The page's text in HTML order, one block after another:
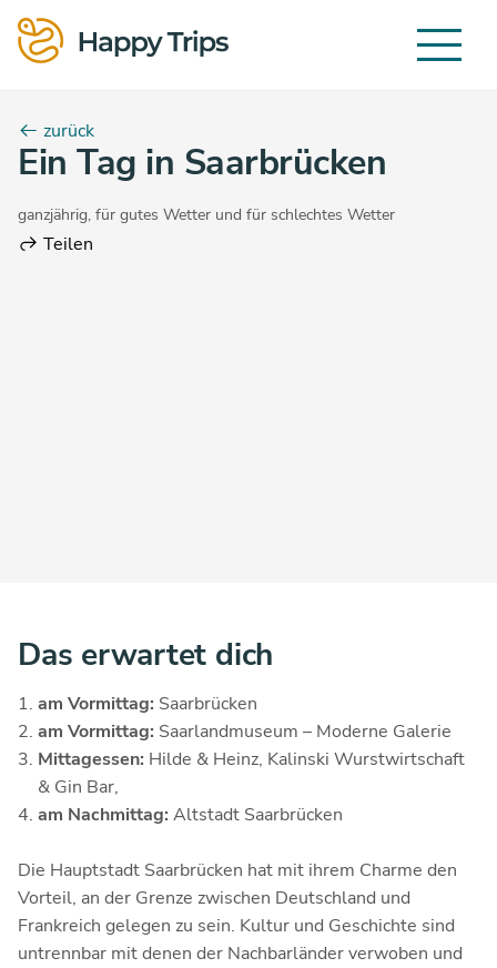
zurück
Ein Tag in Saarbrücken
ganzjährig, für gutes Wetter und für schlechtes Wetter
Teilen
Das erwartet dich
am Vormittag: Saarbrücken
am Vormittag: Saarlandmuseum – Moderne Galerie
Mittagessen: Hilde & Heinz, Kalinski Wurstwirtschaft
& Gin Bar,
am Nachmittag: Altstadt Saarbrücken
Die Hauptstadt Saarbrücken hat mit ihrem Charme den
Vorteil, an der Grenze zwischen Deutschland und
Frankreich gelegen zu sein. Kultur und Geschichte sind
untrennbar mit denen der Nachbarländer verwoben und